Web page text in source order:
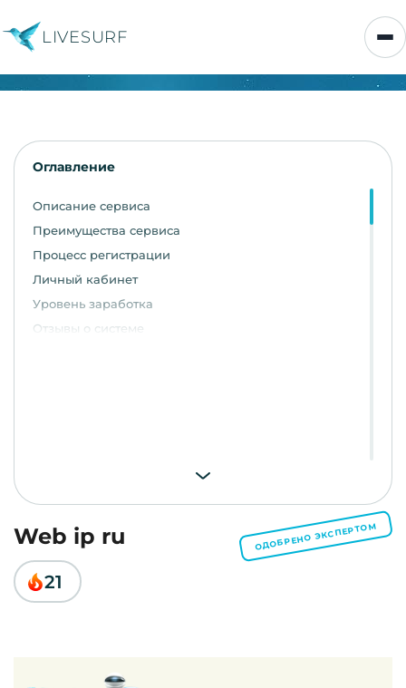
LIVESURF
Оглавление
Описание сервиса
Преимущества сервиса
Процесс регистрации
Личный кабинет
Уровень заработка
Отзывы о системе
Web ip ru ОДОБРЕНО ЭКСПЕРТОМ
21